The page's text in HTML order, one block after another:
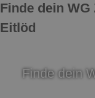
Finde dein
Eitlöd
Finde dein